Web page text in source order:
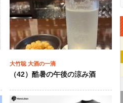
大竹聡 大酒の一滴
（42）酷暑の午後の涼み酒